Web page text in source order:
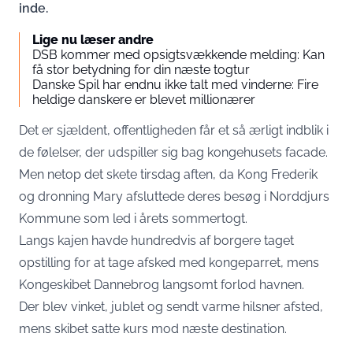
inde.
Lige nu læser andre
DSB kommer med opsigtsvækkende melding: Kan
få stor betydning for din næste togtur
Danske Spil har endnu ikke talt med vinderne: Fire
heldige danskere er blevet millionærer
Det er sjældent, offentligheden får et så ærligt indblik i
de følelser, der udspiller sig bag kongehusets facade.
Men netop det skete tirsdag aften, da Kong Frederik
og dronning Mary afsluttede deres besøg i Norddjurs
Kommune som led i årets sommertogt.
Langs kajen havde hundredvis af borgere taget
opstilling for at tage afsked med kongeparret, mens
Kongeskibet Dannebrog langsomt forlod havnen.
Der blev vinket, jublet og sendt varme hilsner afsted,
mens skibet satte kurs mod næste destination.